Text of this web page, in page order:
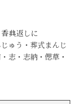
典返しに
ゅう・葬式まんじ
志・志納・偲草・